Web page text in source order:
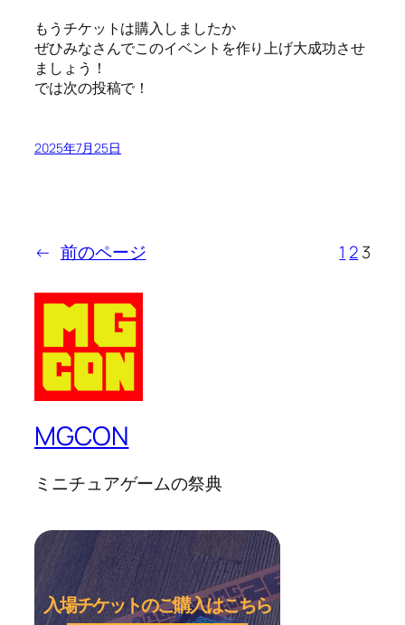
もうチケットは購入しましたか
ぜひみなさんでこのイベントを作り上げ大成功させ
ましょう！
では次の投稿で！
2025年7月25日
← 前のページ 1 23
MGCON
ミニチュアゲームの祭典
入場チケットのご購入はこちら